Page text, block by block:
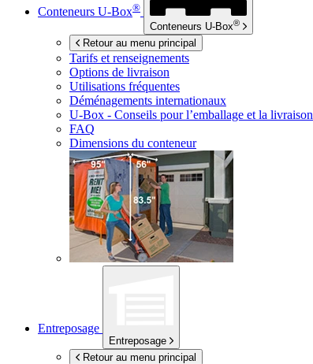
Conteneurs U-Box®
Conteneurs U-Box®
Retour au menu principal
Tarifs et renseignements
Options de livraison
Utilisations fréquentes
Déménagements internationaux
U-Box - Conseils pour l’emballage et la livraison
FAQ
Dimensions du conteneur
Entreposage
Entreposage
Retour au menu principal